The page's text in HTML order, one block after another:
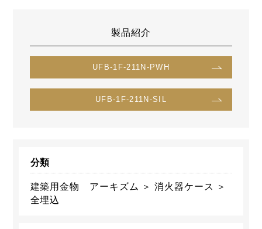
製品紹介
UFB-1F-211N-PWH
UFB-1F-211N-SIL
分類
建築用金物 アーキズム ＞ 消火器ケース ＞
全埋込